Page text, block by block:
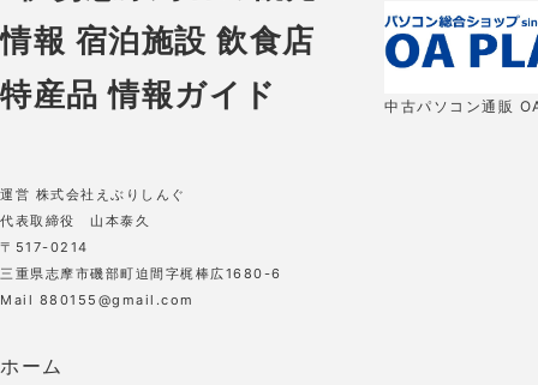
中古パソコン通販
運営 株式会社えぶりしんぐ
代表取締役 山本泰久
〒517-0214
三重県志摩市磯部町迫間字梶棒広1680-6
Mail 880155@gmail.com
ホーム